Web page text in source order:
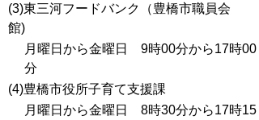
(3)東三河フードバンク（豊橋市職員会
館)
月曜日から金曜日 9時00分から17時00
分
(4)豊橋市役所子育て支援課
月曜日から金曜日 8時30分から17時15